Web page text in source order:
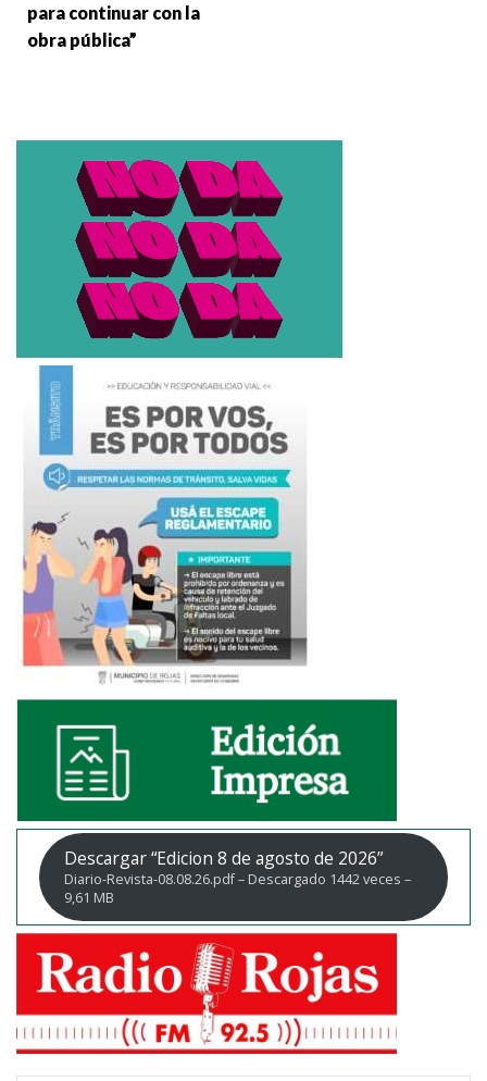
para continuar con la
obra pública”
Descargar “Edicion 8 de agosto de 2026”
Diario-Revista-08.08.26.pdf – Descargado 1442 veces –
9,61 MB